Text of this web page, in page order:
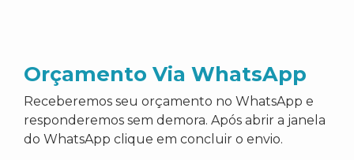
Orçamento Via WhatsApp
Receberemos seu orçamento no WhatsApp e
responderemos sem demora. Após abrir a janela
do WhatsApp clique em concluir o envio.